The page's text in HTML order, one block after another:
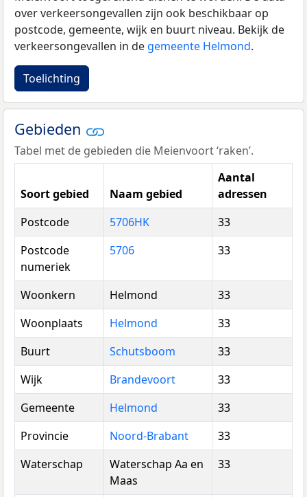
over verkeersongevallen zijn ook beschikbaar op
postcode, gemeente, wijk en buurt niveau. Bekijk de
verkeersongevallen in de gemeente Helmond.
Toelichting
Gebieden
Tabel met de gebieden die Meienvoort ‘raken’.
Soort gebied Naam gebied
Aantal
adressen
Postcode
5706HK
33
Postcode
numeriek
5706 33
Woonkern Helmond
33
Woonplaats
Helmond
33
Buurt
Schutsboom
33
Wijk
Brandevoort
33
Gemeente
Helmond
33
Provincie
Noord-Brabant
33
Waterschap
Waterschap Aa en
Maas
33